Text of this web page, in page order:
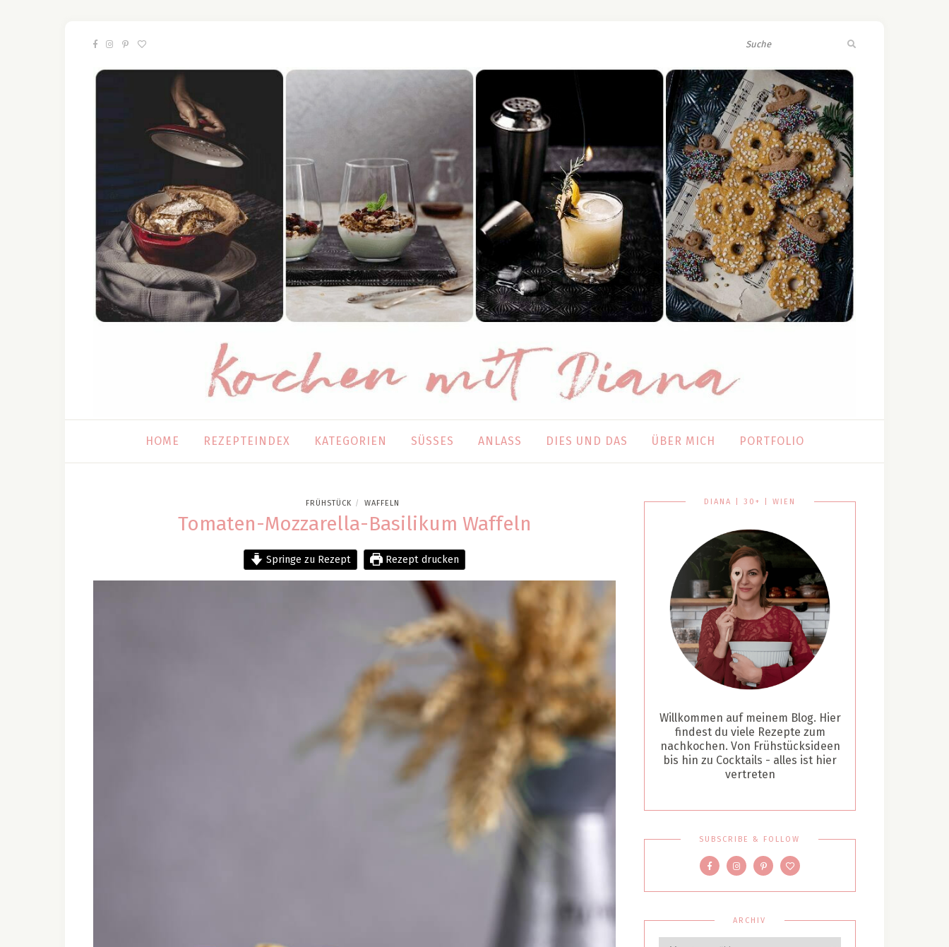
HOME REZEPTEINDEX KATEGORIEN SÜSSES ANLASS DIES UND DAS ÜBER MICH PORTFOLIO
FRÜHSTÜCK / WAFFELN
Tomaten-Mozzarella-Basilikum Waffeln
Springe zu Rezept Rezept drucken
DIANA | 30+ | WIEN
Willkommen auf meinem Blog. Hier
findest du viele Rezepte zum
nachkochen. Von Frühstücksideen
bis hin zu Cocktails - alles ist hier
vertreten
SUBSCRIBE & FOLLOW
ARCHIV